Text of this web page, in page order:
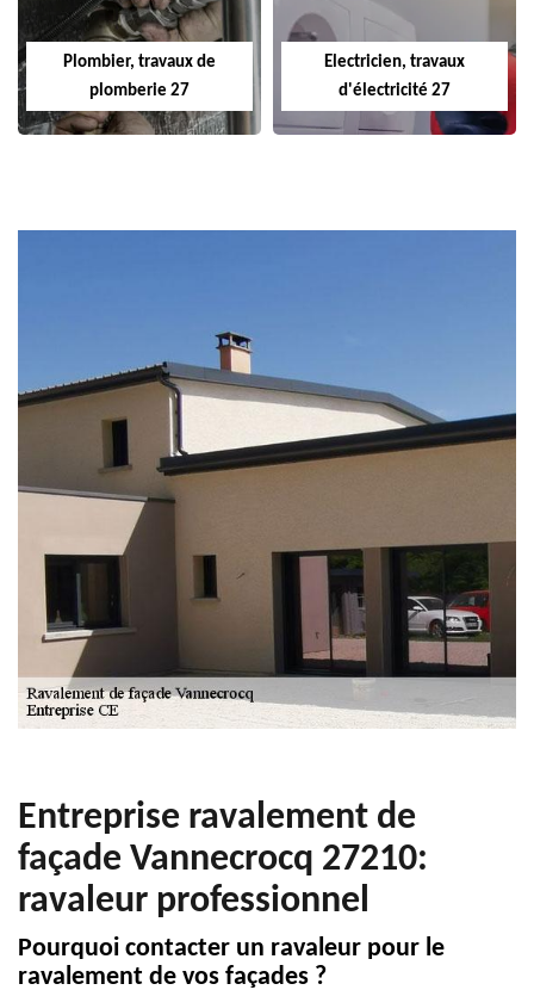
Plombier, travaux de
plomberie 27
Electricien, travaux
d'électricité 27
Entreprise ravalement de
façade Vannecrocq 27210:
ravaleur professionnel
Pourquoi contacter un ravaleur pour le
ravalement de vos façades ?